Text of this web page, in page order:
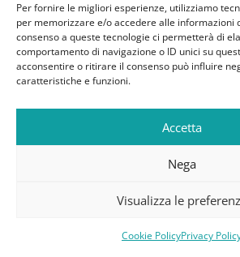
Per fornire le migliori esperienze, utilizziamo
per memorizzare e/o accedere alle informazioni
consenso a queste tecnologie ci permetterà di
comportamento di navigazione o ID unici su
acconsentire o ritirare il consenso può influire
caratteristiche e funzioni.
Accetta
Nega
Visualizza le
Cookie PolicyPrivacy
Descrizione:
Vibrante ed accattivante